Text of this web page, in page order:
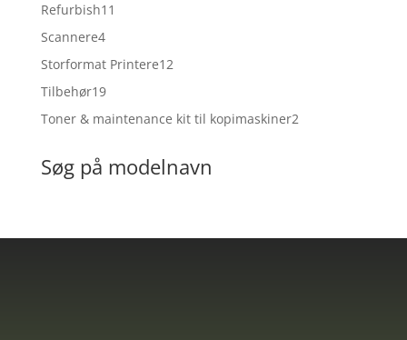
Refurbish11
Scannere44
varer
Storformat Printere1212
Tilbehør1919
varer
Toner & maintenance kit til kopimaskiner22
Søg på modelnavn